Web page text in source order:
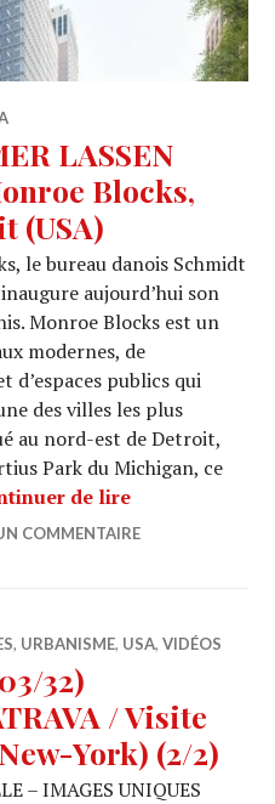
LASSEN
Blocks,
(USA)
le bureau danois Schmidt
aujourd’hui son
Monroe Blocks est un
modernes, de
d’espaces publics qui
des villes les plus
au nord-est de Detroit,
Park du Michigan, ce
de lireSCHMIDT
COMMENTAIRE
, URBANISME, USA,VIDÉOS
32)
/ Visite
York) (2/2)
– IMAGES UNIQUES